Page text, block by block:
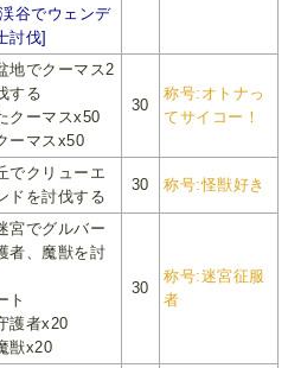
谷でウェンデ
討伐]
地でクーマス2
する
クーマスx50
ーマスx50
30
称号:オトナっ
てサイコー！
でクリューエ
ドを討伐する
30 称号:怪獣好き
宮でグルバー
者、魔獣を討
ト
護者x20
獣x20
30
称号:迷宮征服
者